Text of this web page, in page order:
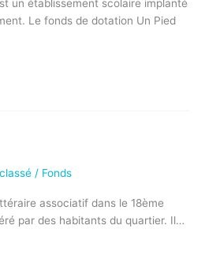
un établissement scolaire implanté
Le fonds de dotation Un Pied
/ Fonds
associatif dans le 18ème
par des habitants du quartier. Il…